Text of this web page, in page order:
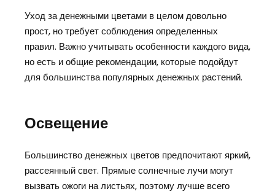
Уход за денежными цветами в целом довольно
прост, но требует соблюдения определенных
правил. Важно учитывать особенности каждого вида,
но есть и общие рекомендации, которые подойдут
для большинства популярных денежных растений.
Освещение
Большинство денежных цветов предпочитают яркий,
рассеянный свет. Прямые солнечные лучи могут
вызвать ожоги на листьях, поэтому лучше всего